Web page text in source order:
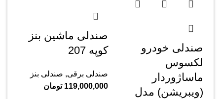
صندلی خودرو
لکسوس
ماساژوردار
(ویبریشن) مدل
صندلی ماشین بنز
کوپه 207
صندلی برقی, صندلی بنز
119,000,000 تومان